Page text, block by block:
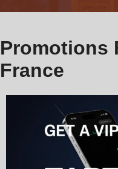
Promotions
France